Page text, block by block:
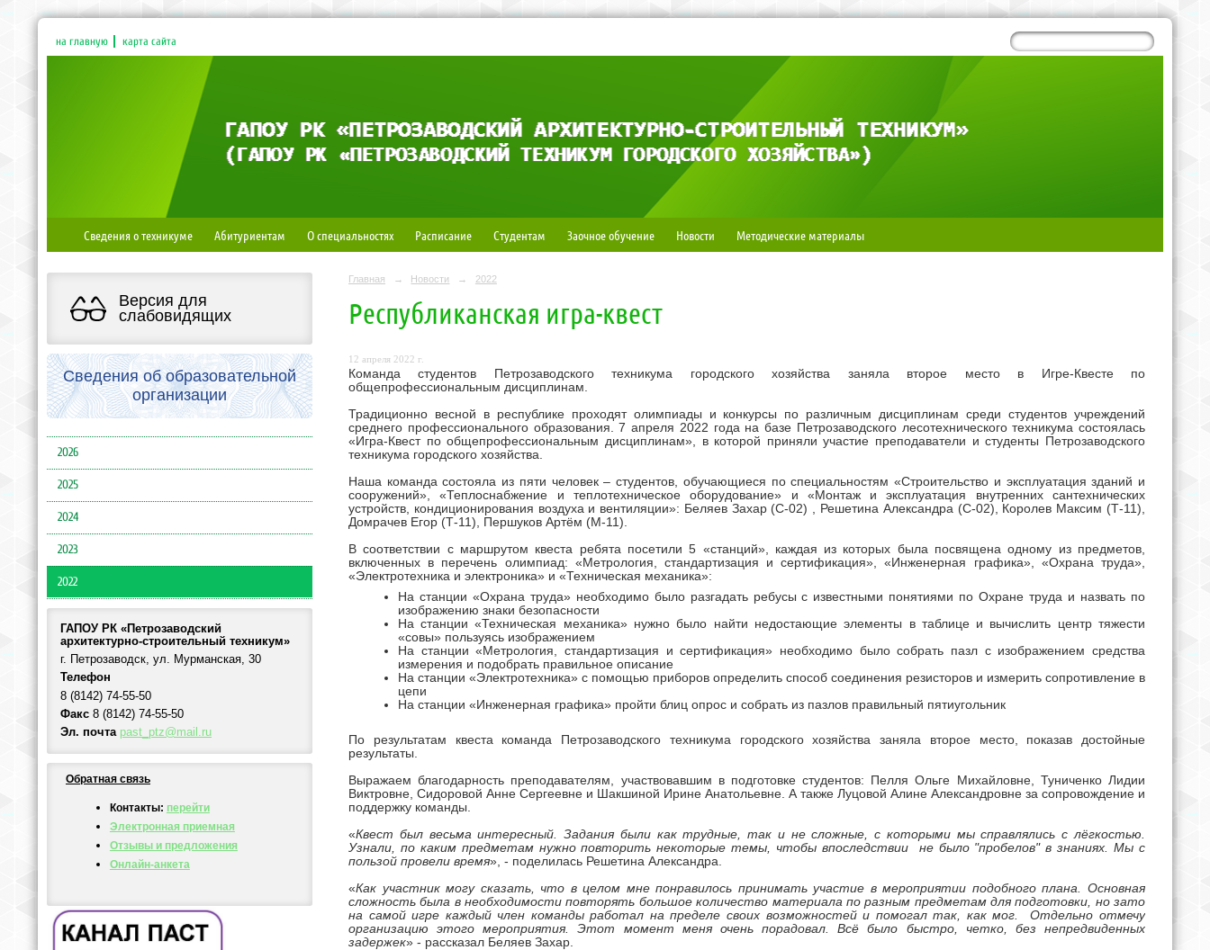
на главную карта сайта
Сведения о техникуме Абитуриентам О специальностях Расписание Студентам Заочное обучение Новости Методические материалы
Версия для
слабовидящих
Сведения об образовательной
организации
2026
2025
2024
2023
2022
ГАПОУ РК «Петрозаводский
архитектурно-строительный техникум»
г. Петрозаводск, ул. Мурманская, 30
Телефон
8 (8142) 74-55-50
Факс 8 (8142) 74-55-50
Эл. почта past_ptz@mail.ru
Обратная связь
Контакты: перейти
Электронная приемная
Отзывы и предложения
Онлайн-анкета
Главная → Новости → 2022
Республиканская игра-квест
12 апреля 2022 г.
Команда студентов Петрозаводского техникума городского хозяйства заняла второе место в Игре-Квесте по
общепрофессиональным дисциплинам.
Традиционно весной в республике проходят олимпиады и конкурсы по различным дисциплинам среди студентов учреждений
среднего профессионального образования. 7 апреля 2022 года на базе Петрозаводского лесотехнического техникума состоялась
«Игра-Квест по общепрофессиональным дисциплинам», в которой приняли участие преподаватели и студенты Петрозаводского
техникума городского хозяйства.
Наша команда состояла из пяти человек – студентов, обучающиеся по специальностям «Строительство и эксплуатация зданий и
сооружений», «Теплоснабжение и теплотехническое оборудование» и «Монтаж и эксплуатация внутренних сантехнических
устройств, кондиционирования воздуха и вентиляции»: Беляев Захар (С-02) , Решетина Александра (С-02), Королев Максим (Т-11),
Домрачев Егор (Т-11), Першуков Артём (М-11).
В соответствии с маршрутом квеста ребята посетили 5 «станций», каждая из которых была посвящена одному из предметов,
включенных в перечень олимпиад: «Метрология, стандартизация и сертификация», «Инженерная графика», «Охрана труда»,
«Электротехника и электроника» и «Техническая механика»:
На станции «Охрана труда» необходимо было разгадать ребусы с известными понятиями по Охране труда и назвать по
изображению знаки безопасности
На станции «Техническая механика» нужно было найти недостающие элементы в таблице и вычислить центр тяжести
«совы» пользуясь изображением
На станции «Метрология, стандартизация и сертификация» необходимо было собрать пазл с изображением средства
измерения и подобрать правильное описание
На станции «Электротехника» с помощью приборов определить способ соединения резисторов и измерить сопротивление в
цепи
На станции «Инженерная графика» пройти блиц опрос и собрать из пазлов правильный пятиугольник
По результатам квеста команда Петрозаводского техникума городского хозяйства заняла второе место, показав достойные
результаты.
Выражаем благодарность преподавателям, участвовавшим в подготовке студентов: Пелля Ольге Михайловне, Туниченко Лидии
Виктровне, Сидоровой Анне Сергеевне и Шакшиной Ирине Анатольевне. А также Луцовой Алине Александровне за сопровождение и
поддержку команды.
«Квест был весьма интересный. Задания были как трудные, так и не сложные, с которыми мы справлялись с лёгкостью.
Узнали, по каким предметам нужно повторить некоторые темы, чтобы впоследствии не было "пробелов" в знаниях. Мы с
пользой провели время», - поделилась Решетина Александра.
«Как участник могу сказать, что в целом мне понравилось принимать участие в мероприятии подобного плана. Основная
сложность была в необходимости повторять большое количество материала по разным предметам для подготовки, но зато
на самой игре каждый член команды работал на пределе своих возможностей и помогал так, как мог. Отдельно отмечу
организацию этого мероприятия. Этот момент меня очень порадовал. Всë было быстро, четко, без непредвиденных
задержек» - рассказал Беляев Захар.